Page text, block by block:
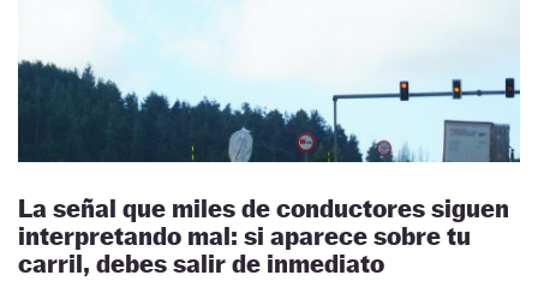
La señal que miles de conductores siguen
interpretando mal: si aparece sobre tu
carril, debes salir de inmediato